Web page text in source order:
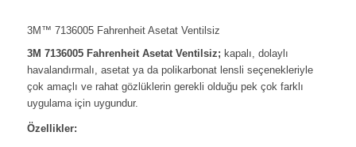
3M™ 7136005 Fahrenheit Asetat Ventilsiz
3M 7136005 Fahrenheit Asetat Ventilsiz; kapalı, dolaylı
havalandırmalı, asetat ya da polikarbonat lensli seçenekleriyle
çok amaçlı ve rahat gözlüklerin gerekli olduğu pek çok farklı
uygulama için uygundur.
Özellikler: